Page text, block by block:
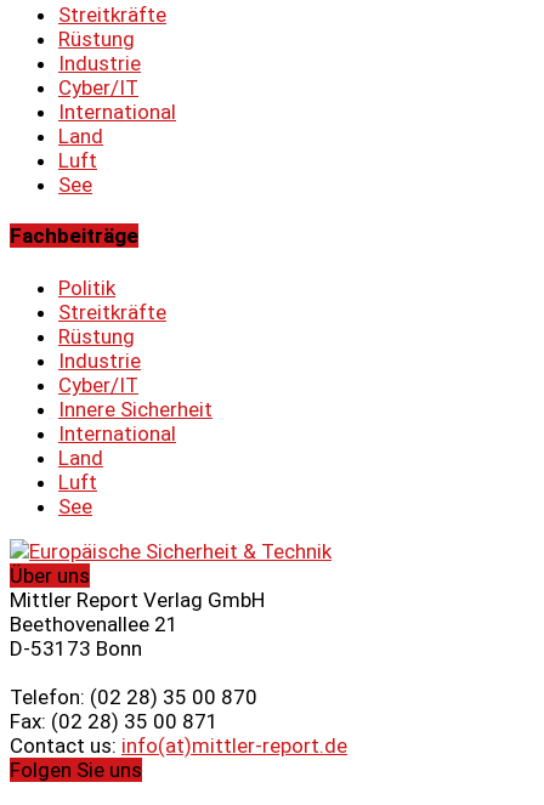
Streitkräfte
Rüstung
Industrie
Cyber/IT
International
Land
Luft
See
Fachbeiträge
Politik
Streitkräfte
Rüstung
Industrie
Cyber/IT
Innere Sicherheit
International
Land
Luft
See
Über uns
Mittler Report Verlag GmbH
Beethovenallee 21
D-53173 Bonn
Telefon: (02 28) 35 00 870
Fax: (02 28) 35 00 871
Contact us: info(at)mittler-report.de
Folgen Sie uns